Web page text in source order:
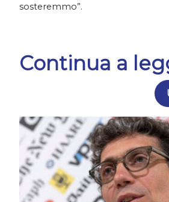
sosteremmo”.
Continua a